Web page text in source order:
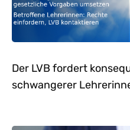
Der LVB fordert
schwangerer